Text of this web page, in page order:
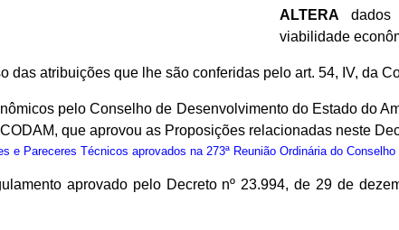
ALTERA dados
viabilidade
das atribuições que lhe são conferidas pelo art. 54, IV, da
pelo Conselho de Desenvolvimento do Estado do
que aprovou as Proposições relacionadas neste
e Pareceres Técnicos aprovados na 273ª Reunião Ordinária do
aprovado pelo Decreto nº 23.994, de 29 de